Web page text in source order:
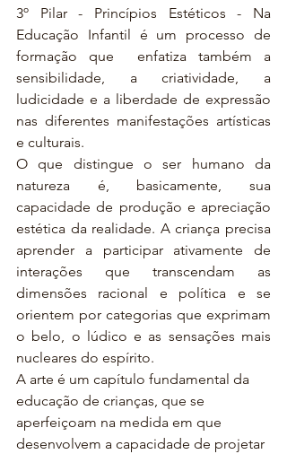
3º Pilar - Princípios Estéticos - Na
Educação Infantil é um processo de
formação que  enfatiza também a
sensibilidade, a criatividade, a
ludicidade e a liberdade de expressão
nas diferentes manifestações artísticas
e culturais.
O que distingue o ser humano da
natureza é, basicamente, sua
capacidade de produção e apreciação
estética da realidade. A criança precisa
aprender a participar ativamente de
interações que transcendam as
dimensões racional e política e se
orientem por categorias que exprimam
o belo, o lúdico e as sensações mais
nucleares do espírito.
A arte é um capítulo fundamental da
educação de crianças, que se
aperfeiçoam na medida em que
desenvolvem a capacidade de projetar